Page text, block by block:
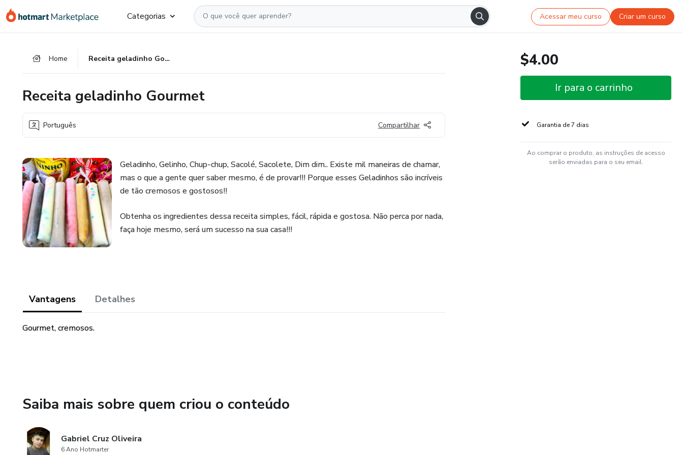
para
para
para
Categorias Acessar meu curso Criar um curso
Home Receita geladinho Gourmet
Receita geladinho Gourmet
Português Compartilhar
Geladinho, Gelinho, Chup-chup, Sacolé, Sacolete, Dim dim.. Existe mil maneiras de chamar,
mas o que a gente quer saber mesmo, é de provar!!! Porque esses Geladinhos são incríveis
de tão cremosos e gostosos!!
Obtenha os ingredientes dessa receita simples, fácil, rápida e gostosa. Não perca por nada,
faça hoje mesmo, será um sucesso na sua casa!!!
Vantagens Detalhes
Gourmet, cremosos.
Saiba mais sobre quem criou o conteúdo
Gabriel Cruz Oliveira
6 Ano Hotmarter
$4.00
Ir para o carrinho
Garantia de 7 dias
Ao comprar o produto, as instruções de acesso
serão enviadas para o seu email.